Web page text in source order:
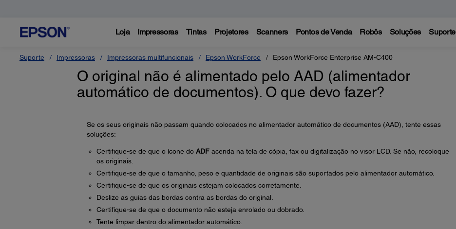
Loja Impressoras Tintas Projetores Scanners Pontos de Venda Robôs Soluções Suporte
Suporte Impressoras Impressoras multifuncionais Epson WorkForce Epson WorkForce Enterprise AM-C400
O original não é alimentado pelo AAD (alimentador
automático de documentos). O que devo fazer?
Se os seus originais não passam quando colocados no alimentador automático de documentos (AAD), tente essas
soluções:
Certifique-se de que o ícone do ADFacenda na tela de cópia, fax ou digitalização no visor LCD. Se não, recoloque
os originais.
Certifique-se de que o tamanho, peso e quantidade de originais são suportados pelo alimentador automático.
Certifique-se de que os originais estejam colocados corretamente.
Deslize as guias das bordas contra as bordas do original.
Certifique-se de que o documento não esteja enrolado ou dobrado.
Tente limpar dentro do alimentador automático.